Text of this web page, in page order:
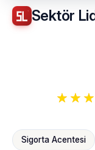
Sektör
Sigorta Acentesi